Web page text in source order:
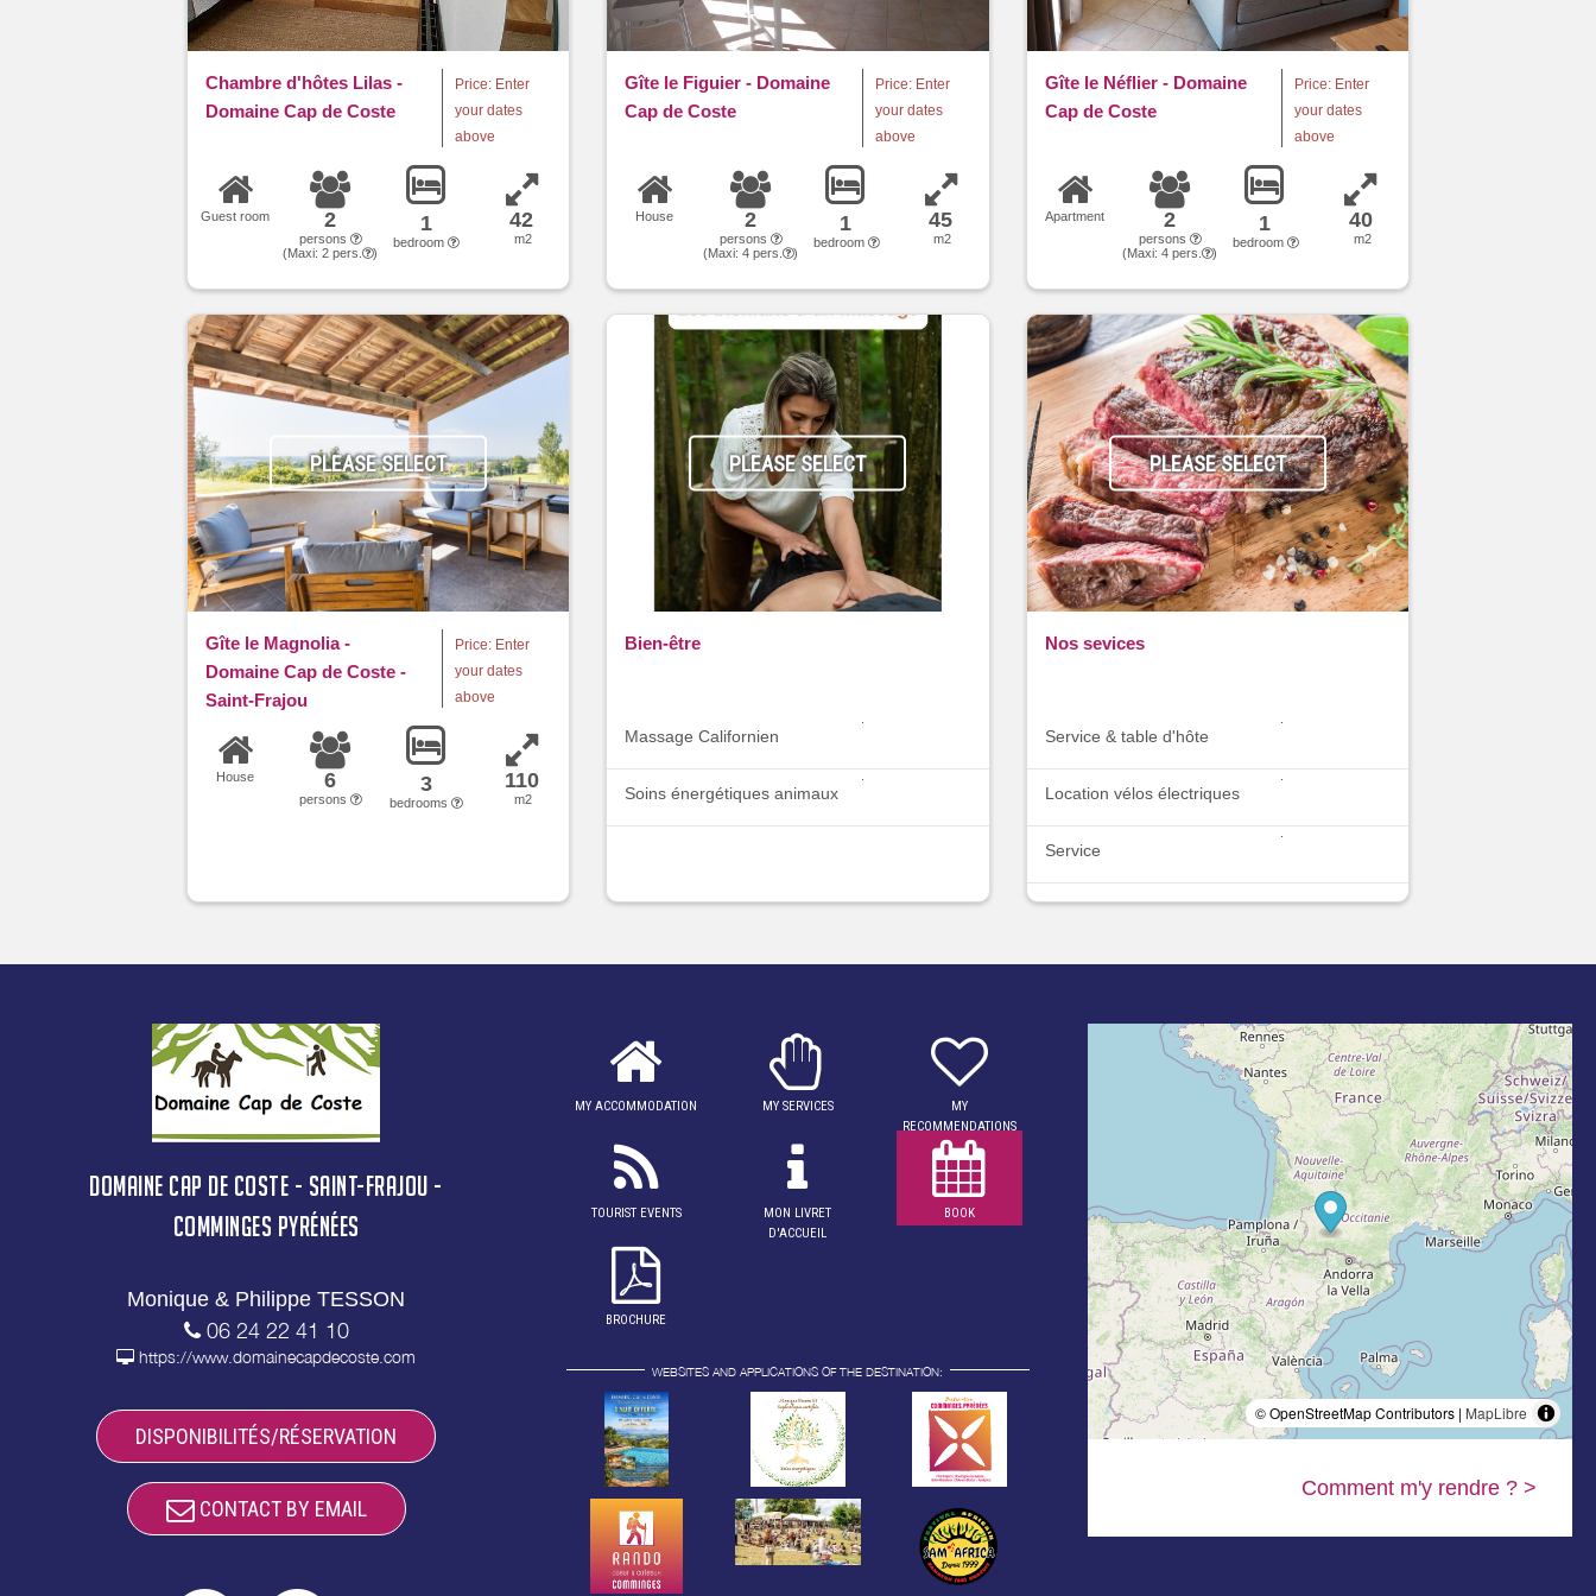
Chambre d'hôtes Lilas -
Domaine Cap de Coste
Price: Enter
your dates
above
Guest room 2
persons
(Maxi:2 pers. )
1
bedroom
42
m2
Gîte le Figuier - Domaine
Cap de Coste
Price: Enter
your dates
above
House 2
persons
(Maxi: 4 pers. )
1
bedroom
45
m2
Gîte le Néflier - Domaine
Cap de Coste
Price: Enter
your dates
above
Apartment 2
persons
(Maxi:4 pers. )
1
bedroom
40
m2
PLEASE SELECT
Gîte le Magnolia -
Domaine Cap de Coste -
Saint-Frajou
Price: Enter
your dates
above
House 6
persons
3
bedrooms
110
m2
PLEASE SELECT
Bien-être
Massage Californien
Soins énergétiques animaux
PLEASE SELECT
Nos sevices
Service & table d'hôte
Location vélos électriques
Service
DOMAINE CAP DE COSTE - SAINT-FRAJOU -
COMMINGES PYRÉNÉES
Monique & Philippe TESSON
06 24 22 41 10
https://www.domainecapdecoste.com
DISPONIBILITÉS/RÉSERVATION
CONTACT BY EMAIL
MY ACCOMMODATION MY SERVICES
MY
RECOMMENDATIONS
TOURIST EVENTS
MON LIVRET
D'ACCUEIL
BOOK
BROCHURE
WEBSITES AND APPLICATIONS OF THE DESTINATION:
© OpenStreetMap Contributors | MapLibre
Comment m'y rendre ? >